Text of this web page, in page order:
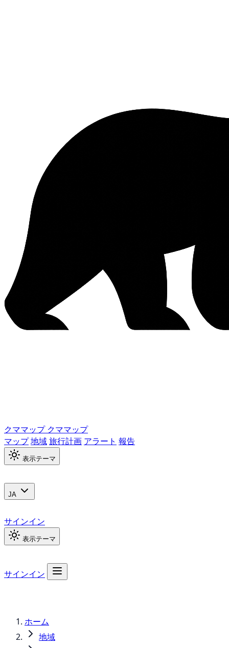
クママップ クママップ
マップ地域旅行計画 アラート 報告
表示テーマ
JA
サインイン
表示テーマ
サインイン
ホーム
地域